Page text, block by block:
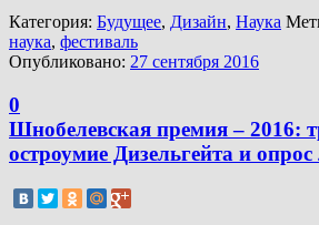
Категория: Будущее, Дизайн, Наука
наука, фестиваль
Опубликовано: 27 сентября 2016
0
Шнобелевская премия – 2016:
остроумие Дизельгейта и